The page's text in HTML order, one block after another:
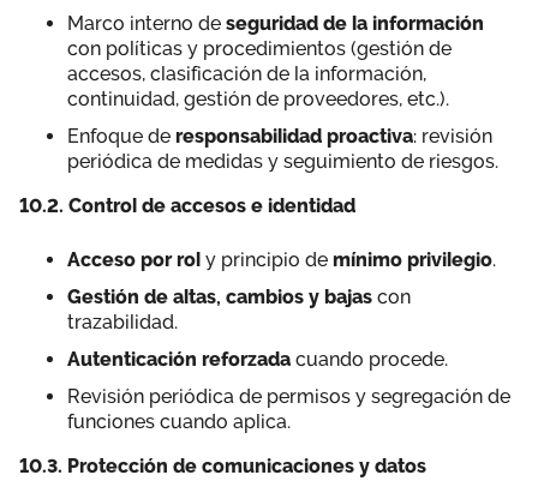
Marco interno de seguridad de la información
con políticas y procedimientos (gestión de
accesos, clasificación de la información,
continuidad, gestión de proveedores, etc.).
Enfoque de responsabilidad proactiva: revisión
periódica de medidas y seguimiento de riesgos.
10.2. Control de accesos e identidad
Acceso por rol y principio de mínimo privilegio.
Gestión de altas, cambios y bajas con
trazabilidad.
Autenticación reforzada cuando procede.
Revisión periódica de permisos y segregación de
funciones cuando aplica.
10.3. Protección de comunicaciones y datos